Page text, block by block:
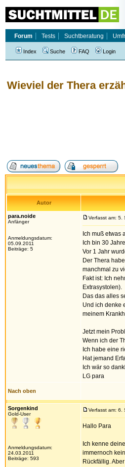
Wieviel der Thera
Autor
para.noide
Anfänger
Anmeldungsdatum:
05.09.2011
Beiträge: 5
Verfasst am: 5.
Ich muß etwas
Ich bin 30
Vor 1 Jahr
Der Thera
manchmal zu
Fakt ist: Ich
Extrasystolen).
Das das alles
Und ich denke
meinem
Jetzt mein
Wenn ich der
Ich habe eine
Hat jemand
Ich wär so
LG para
Nach oben
Sorgenkind
Gold-User
Anmeldungsdatum:
24.03.2011
Beiträge: 593
Verfasst am: 6.
Hallo Para
Ich kenne
immernoch
Rückfällig.
Forum
Tests Suchtberatung
Index Suche FAQ Login